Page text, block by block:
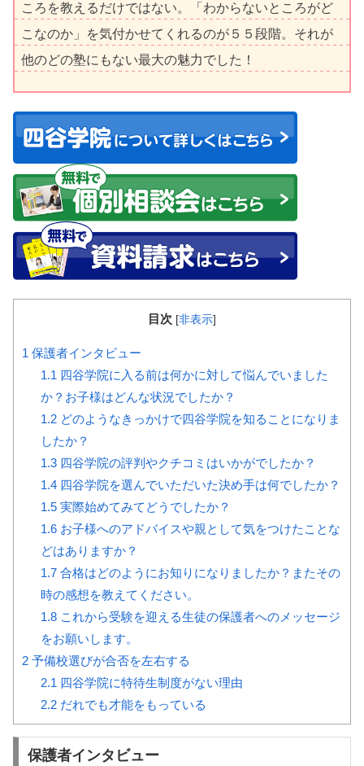
ころを教えるだけではない。「わからないところがど
こなのか」を気付かせてくれるのが５５段階。それが
他のどの塾にもない最大の魅力でした！
目次 [非表示]
1 保護者インタビュー
1.1 四谷学院に入る前は何かに対して悩んでいました
か？お子様はどんな状況でしたか？
1.2どのようなきっかけで四谷学院を知ることになりま
したか？
1.3四谷学院の評判やクチコミはいかがでしたか？
1.4四谷学院を選んでいただいた決め手は何でしたか？
1.5実際始めてみてどうでしたか？
1.6お子様へのアドバイスや親として気をつけたことな
どはありますか？
1.7合格はどのようにお知りになりましたか？またその
時の感想を教えてください。
1.8これから受験を迎える生徒の保護者へのメッセージ
をお願いします。
2 予備校選びが合否を左右する
2.1 四谷学院に特待生制度がない理由
2.2だれでも才能をもっている
保護者インタビュー